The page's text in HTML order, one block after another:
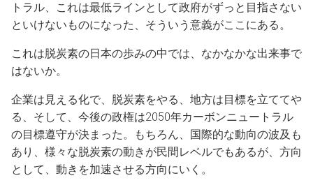
トラル、これは最低ラインとして政府がずっと目指さない
といけないものになった、そういう意義がここにある。
これは脱炭素の日本の歩みの中では、なかなかな出来事で
はないか。
企業は見える化で、脱炭素をやる、地方は目標を立ててや
る、そして、今後の政権は2050年カーボンニュートラル
の目標遵守が決まった。もちろん、国際的な動向の波及も
あり、様々な脱炭素の動きが民間レベルでもあるが、方向
として、動きを加速させる方向にいく。